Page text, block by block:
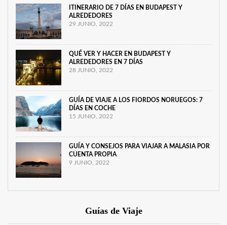
ITINERARIO DE 7 DÍAS EN BUDAPEST Y
ALREDEDORES
29 JUNIO, 2022
QUÉ VER Y HACER EN BUDAPEST Y
ALREDEDORES EN 7 DÍAS
28 JUNIO, 2022
GUÍA DE VIAJE A LOS FIORDOS NORUEGOS: 7
DÍAS EN COCHE
15 JUNIO, 2022
GUÍA Y CONSEJOS PARA VIAJAR A MALASIA POR
CUENTA PROPIA
9 JUNIO, 2022
Guías de Viaje